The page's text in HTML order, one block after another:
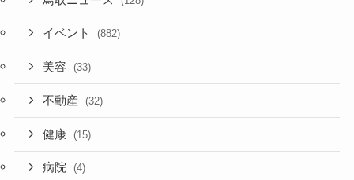
イベント (882)
美容 (33)
不動産 (32)
健康 (15)
病院 (4)